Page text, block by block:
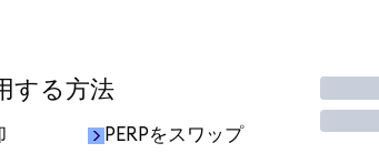
る方法
PERPをスワップ
取引